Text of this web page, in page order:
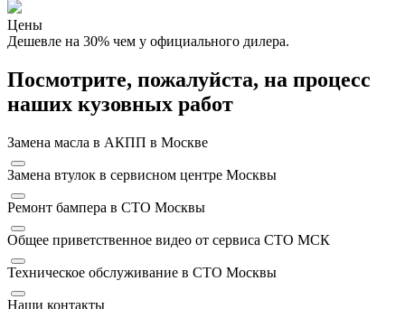
Цены
Дешевле на 30% чем у официального дилера.
Посмотрите, пожалуйста, на процесс
наших кузовных работ
Замена масла в АКПП в Москве
Замена втулок в сервисном центре Москвы
Ремонт бампера в СТО Москвы
Общее приветственное видео от сервиса СТО МСК
Техническое обслуживание в СТО Москвы
Наши контакты